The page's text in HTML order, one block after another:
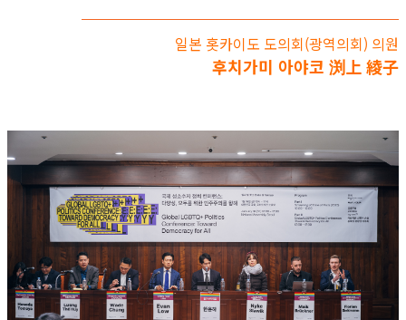
일본 홋카이도 도의회(광역의회) 의원
후치가미 아야코 渕上 綾子